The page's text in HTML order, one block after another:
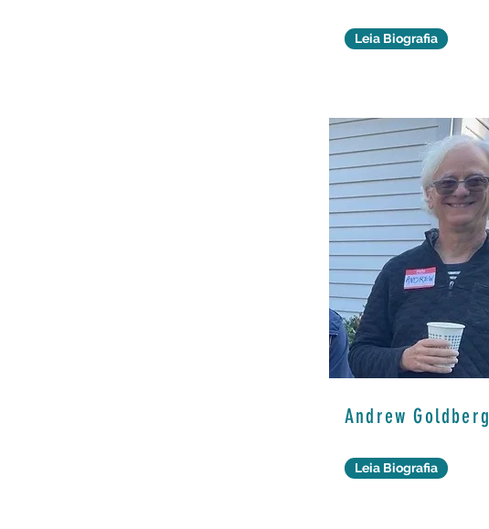
Leia Biografia
Andrew Goldberg
Leia Biografia